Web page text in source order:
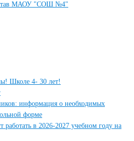
МАОУ "СОШ №4"
Школе 4- 30 лет!
информация о необходимых
форме
работать в 2026-2027 учебном году на